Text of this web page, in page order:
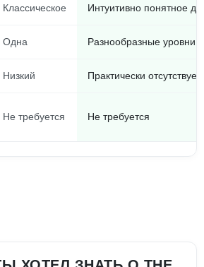
Классическое Интуитивно понятное
Одна Разнообразные уровни
Низкий Практически отсутствует
Не требуется Не требуется